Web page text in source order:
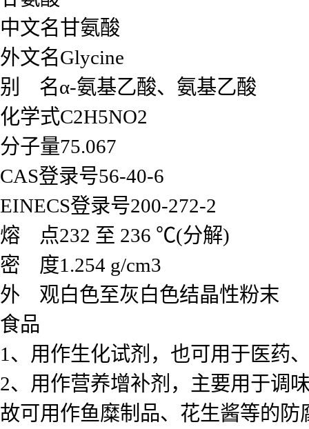
中文名甘氨酸
外文名Glycine
别 名α-氨基乙酸、氨基乙酸
化学式C2H5NO2
分子量75.067
CAS登录号56-40-6
EINECS登录号200-272-2
熔 点232 至 236 ℃(分解)
密 度1.254 g/cm3
外 观白色至灰白色结晶性粉末
食品
1、用作生化试剂，也可用于医药
2、用作营养增补剂，主要用于调
故可用作鱼糜制品、花生酱等的防